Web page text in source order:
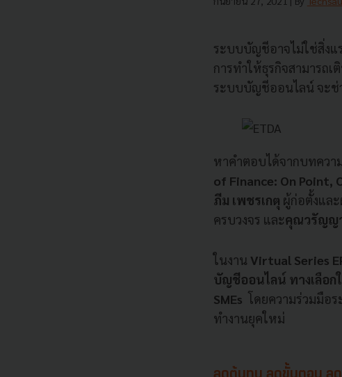
ระบบบัญชีอาจไม่ใช่สิ่ง
การทำให้ธุรกิจสามารถ
ระบบบัญชีออนไลน์ จะช่ว
หาคำตอบได้จากบทควา
of Finance: On Point,
ภีม เพชรเกตุ ผู้ก่อตั้งแล
ครบวงจร และคุณวรัญญ
ในงาน Virtual Series
บัญชีออนไลน์ ทางเลือกใ
SMEs โดยความร่วมมือร
ทำงานยุคใหม่